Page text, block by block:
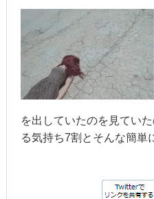
を出していたのを見てい
る気持ち7割とそんな簡単